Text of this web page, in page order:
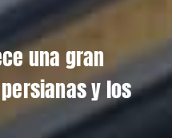
una gran
y los